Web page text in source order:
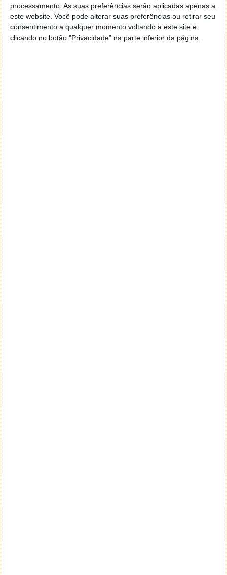
processamento. As suas preferências serão aplicadas apenas a
este website. Você pode alterar suas preferências ou retirar seu
consentimento a qualquer momento voltando a este site e
clicando no botão "Privacidade" na parte inferior da página.